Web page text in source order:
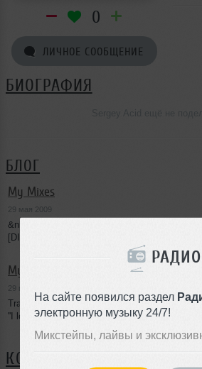
РАДИО
На сайте появился раздел
электронную музыку 24/7!
Микстейпы, лайвы и
0
ЛИЧНОЕ СООБЩЕНИЕ
БИОГРАФИЯ
БЛОГ
My Mixes
29 мая 2009
&nbsp;Tracklist:1.Phase ''Cellular
[DINNER 002]3.Oscar Mulero ''46(Surgeon
My Mixes
29 мая 2009
Tracklist:1.James Ruskin ''Solex''[BP
''I love to beat you,'cause i hate you''[KA
КОММЕНТАРИИ